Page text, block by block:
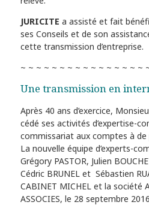
JURICITE a assisté et fait
ses Conseils et de son
cette transmission d’entreprise.
~ ~ ~ ~ ~ ~ ~ ~ ~ ~ ~ ~ ~ ~ ~ ~
Une transmission en
Après 40 ans d’exercice,
cédé ses activités d’expertise-
commissariat aux comptes à
La nouvelle équipe d’experts-
Grégory PASTOR, Julien
Cédric BRUNEL et Sébastien
CABINET MICHEL et la société
ASSOCIES, le 28 septembre